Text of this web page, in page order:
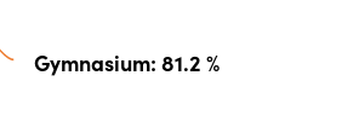
Gymnasium: 81.2 %